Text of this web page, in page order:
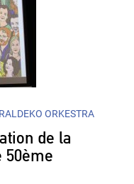
ORKESTRA
de la
50ème